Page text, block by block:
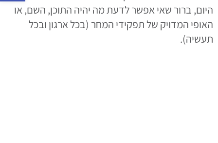
היום, ברור שאי אפשר לדעת מה יהיה התוכן, השם, או
האופי המדויק של תפקידי המחר (בכל ארגון ובכל
תעשיה).